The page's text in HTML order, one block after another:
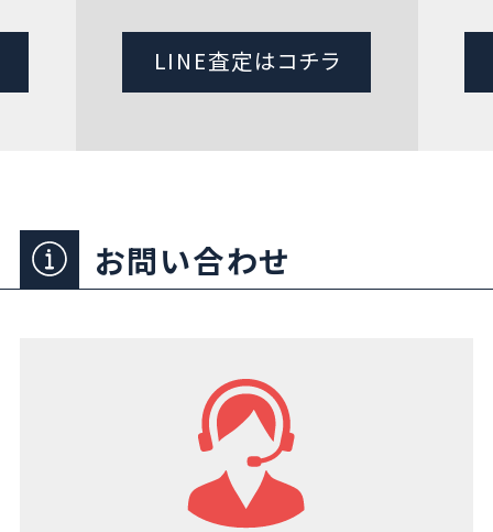
LINE査定はコチラ
お問い合わせ